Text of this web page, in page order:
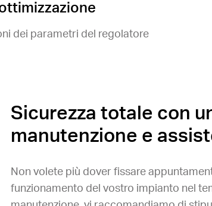
dei parametri del regolatore
Sicurezza totale con
manutenzione e
Non volete più dover fissare
funzionamento del vostro impianto nel